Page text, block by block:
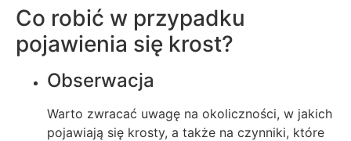
Co robić w przypadku
pojawienia się krost?
Obserwacja
Warto zwracać uwagę na okoliczności, w jakich
pojawiają się krosty, a także na czynniki, które